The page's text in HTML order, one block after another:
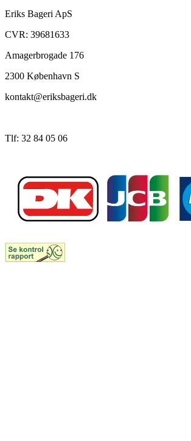
Eriks Bageri ApS
CVR: 39681633
Amagerbrogade 176
2300 København S
kontakt@eriksbageri.dk
Tlf: 32 84 05 06